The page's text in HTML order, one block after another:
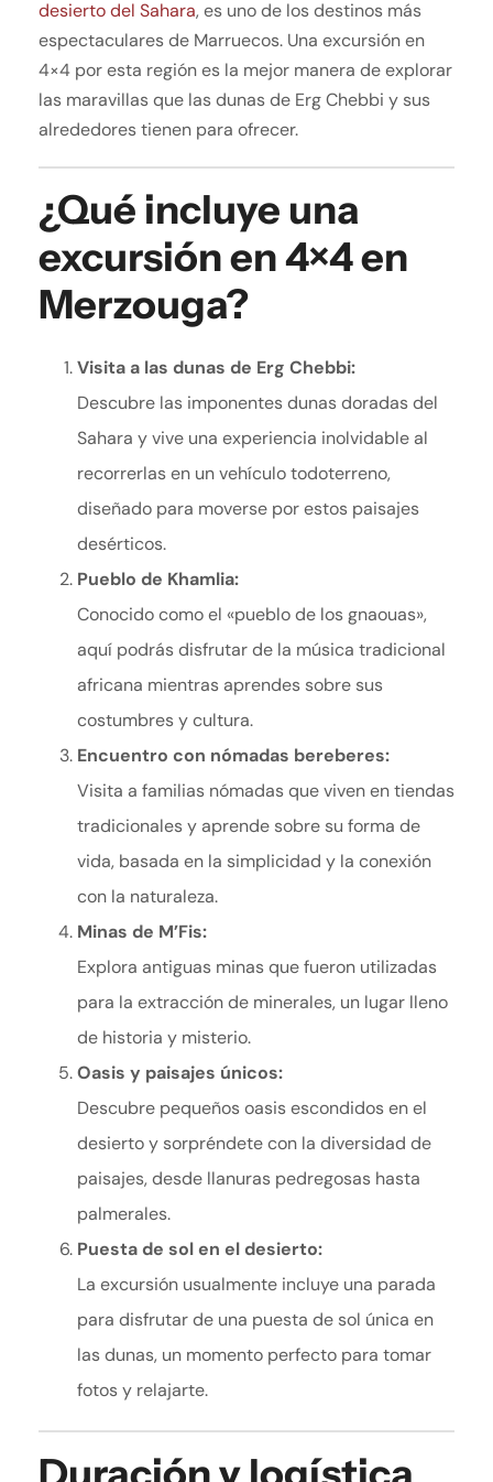
desierto del Sahara, es uno de los destinos más
espectaculares de Marruecos. Una excursión en
4×4 por esta región es la mejor manera de explorar
las maravillas que las dunas de Erg Chebbi y sus
alrededores tienen para ofrecer.
¿Qué incluye una
excursión en 4×4 en
Merzouga?
Visita a las dunas de Erg Chebbi:
Descubre las imponentes dunas doradas del
Sahara y vive una experiencia inolvidable al
recorrerlas en un vehículo todoterreno,
diseñado para moverse por estos paisajes
desérticos.
Pueblo de Khamlia:
Conocido como el «pueblo de los gnaouas»,
aquí podrás disfrutar de la música tradicional
africana mientras aprendes sobre sus
costumbres y cultura.
Encuentro con nómadas bereberes:
Visita a familias nómadas que viven en tiendas
tradicionales y aprende sobre su forma de
vida, basada en la simplicidad y la conexión
con la naturaleza.
Minas de M’Fis:
Explora antiguas minas que fueron utilizadas
para la extracción de minerales, un lugar lleno
de historia y misterio.
Oasis y paisajes únicos:
Descubre pequeños oasis escondidos en el
desierto y sorpréndete con la diversidad de
paisajes, desde llanuras pedregosas hasta
palmerales.
Puesta de sol en el desierto:
La excursión usualmente incluye una parada
para disfrutar de una puesta de sol única en
las dunas, un momento perfecto para tomar
fotos y relajarte.